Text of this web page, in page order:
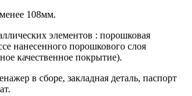
108мм.
элементов : порошковая
нанесенного порошкового слоя
качественное покрытие).
в сборе, закладная деталь, паспорт